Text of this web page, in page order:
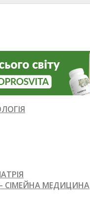
СІМЕЙНА МЕДИЦИНА